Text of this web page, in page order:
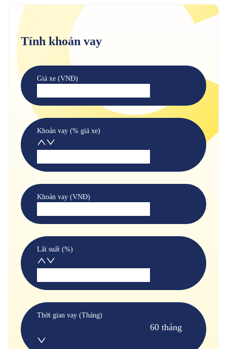
Tính khoản vay
Giá xe (VNĐ)
Khoản vay (% giá xe)
Khoản vay (VNĐ)
Lãi suất (%)
Thời gian vay (Tháng)
60 tháng